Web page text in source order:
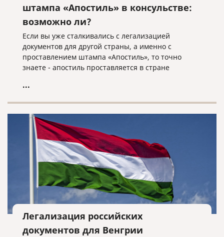
штампа «Апостиль» в консульстве:
возможно ли?
Если вы уже сталкивались с легализацией
документов для другой страны, а именно с
проставлением штампа «Апостиль», то точно
знаете - апостиль проставляется в стране
посольства такими полномочиями не наделены.
...
Легализация российских
документов для Венгрии